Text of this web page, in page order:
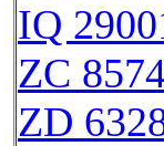
IQ
ZC
ZD